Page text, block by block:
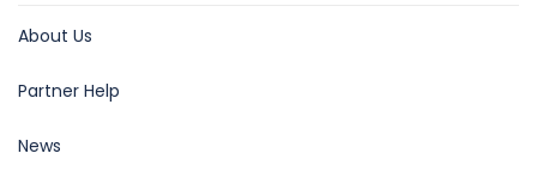
About Us
Partner Help
News